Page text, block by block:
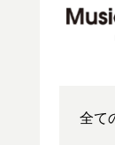
全て